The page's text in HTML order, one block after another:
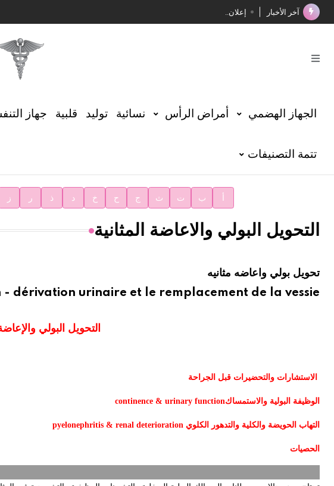
آخر الأخبار إعلان..
توصيات مجلس الإدارة
الأستاذ إياد خالد الطباع مدير عام لهيئة الموسوعة العربية
الجهاز الهضمي أمراض الرأس نسائية توليد قلبية جهاز
تتمة التصنيفات
ب ت ث ج ح خ د ذ ر ز
التحويل البولي والاعاضة المثانية
تحويل بولي واعاضه مثانيه
dérivation urinaire et le remplacement de la vessie
التحويل البولي
الاستشارات والتحضيرات قبل الجراحة
الوظيفة البولية والاستمساكcontinence & urinary function
التهاب الحويضة والكلية والتدهور الكلوي pyelonephritis & renal deterioration
الحصيات